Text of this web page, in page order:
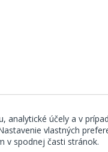
analytické účely a v
vlastných
v spodnej časti stránok.